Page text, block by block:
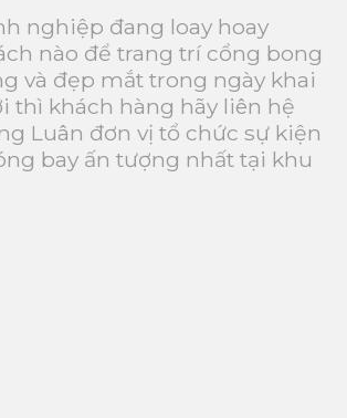
nghiệp đang loay hoay
nào để trang trí cổng bong
và đẹp mắt trong ngày khai
thì khách hàng hãy liên hệ
Luân đơn vị tổ chức sự kiện
bay ấn tượng nhất tại khu